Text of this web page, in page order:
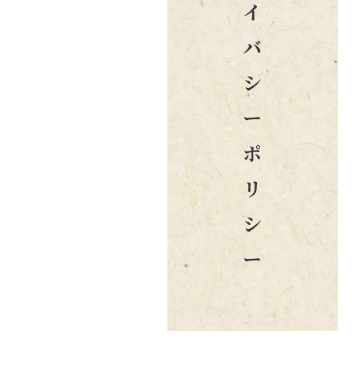
イ
バ
シ
ー
ポ
リ
シ
ー